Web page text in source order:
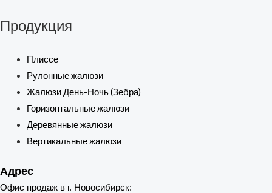
Продукция
Плиссе
Рулонные жалюзи
Жалюзи День-Ночь (Зебра)
Горизонтальные жалюзи
Деревянные жалюзи
Вертикальные жалюзи
Адрес
Офис продаж в г. Новосибирск: